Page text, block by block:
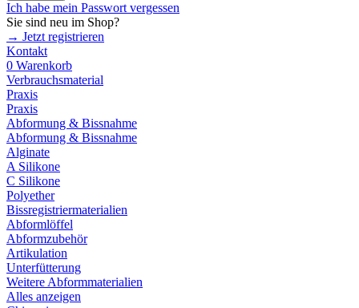
Ich habe mein Passwort vergessen
Sie sind neu im Shop?
→ Jetzt registrieren
Kontakt
0 Warenkorb
Verbrauchsmaterial
Praxis
Praxis
Abformung & Bissnahme
Abformung & Bissnahme
Alginate
A Silikone
C Silikone
Polyether
Bissregistriermaterialien
Abformlöffel
Abformzubehör
Artikulation
Unterfütterung
Weitere Abformmaterialien
Alles anzeigen